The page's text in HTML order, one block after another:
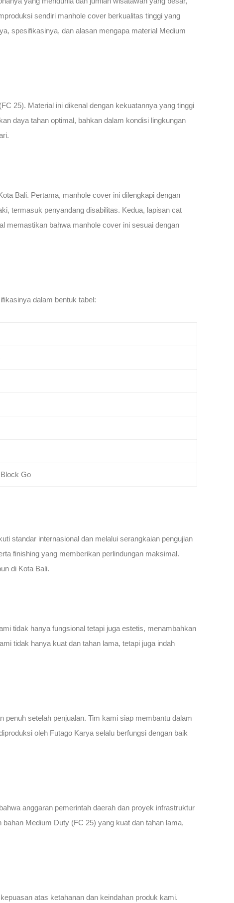
sendiri manhole cover berkualitas tinggi yang
spesifikasinya, dan alasan mengapa material Medium
25). Material ini dikenal dengan kekuatannya yang tinggi
daya tahan optimal, bahkan dalam kondisi lingkungan
Bali. Pertama, manhole cover ini dilengkapi dengan
termasuk penyandang disabilitas. Kedua, lapisan cat
memastikan bahwa manhole cover ini sesuai dengan
dalam bentuk tabel:
Go
standar internasional dan melalui serangkaian pengujian
finishing yang memberikan perlindungan maksimal.
di Kota Bali.
tidak hanya fungsional tetapi juga estetis, menambahkan
tidak hanya kuat dan tahan lama, tetapi juga indah
penuh setelah penjualan. Tim kami siap membantu dalam
oleh Futago Karya selalu berfungsi dengan baik
anggaran pemerintah daerah dan proyek infrastruktur
Medium Duty (FC 25) yang kuat dan tahan lama,
atas ketahanan dan keindahan produk kami.